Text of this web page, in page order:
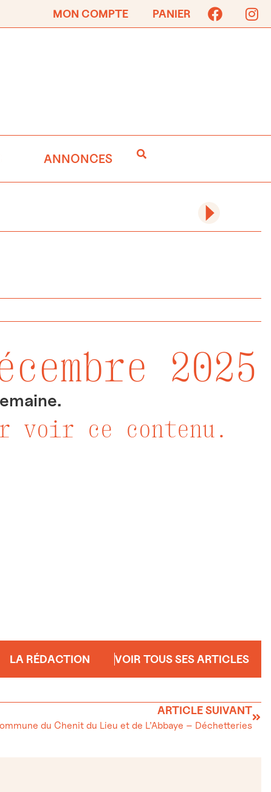
MON COMPTE PANIER
ANNONCES
2025
voir ce contenu.
LA RÉDACTION VOIR TOUS SES ARTICLES
ARTICLE SUIVANT
du Chenit du Lieu et de L’Abbaye – Déchetteries